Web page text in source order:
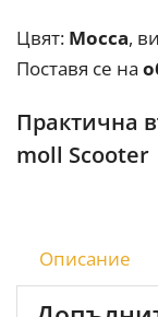
Цвят: Mocca,
Поставя се на
Практична
moll Scooter
Описание